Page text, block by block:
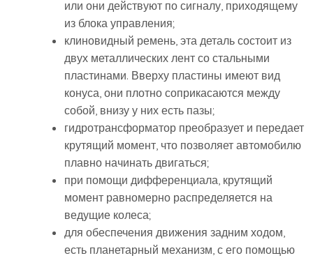
или они действуют по сигналу, приходящему
из блока управления;
клиновидный ремень, эта деталь состоит из
двух металлических лент со стальными
пластинами. Вверху пластины имеют вид
конуса, они плотно соприкасаются между
собой, внизу у них есть пазы;
гидротрансформатор преобразует и передает
крутящий момент, что позволяет автомобилю
плавно начинать двигаться;
при помощи дифференциала, крутящий
момент равномерно распределяется на
ведущие колеса;
для обеспечения движения задним ходом,
есть планетарный механизм, с его помощью